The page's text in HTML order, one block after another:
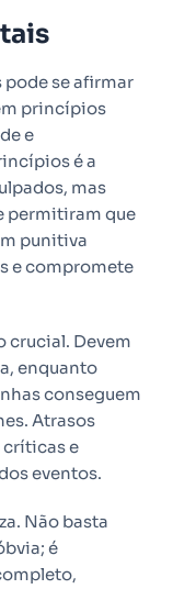
se afirmar
princípios
e
é a
mas
permitiram que
punitiva
e compromete
crucial. Devem
enquanto
conseguem
Atrasos
críticas e
eventos.
Não basta
é